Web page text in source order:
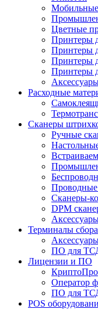
Мобильные
Цветные
Принтеры
Принтеры
Принтеры
Принтеры
Расходные
Сканеры
Ручные
Проводные
Сканеры-
DPM
Терминалы
ПО для
Лицензии и ПО
КриптоПро
Оператор
ПО для
POS